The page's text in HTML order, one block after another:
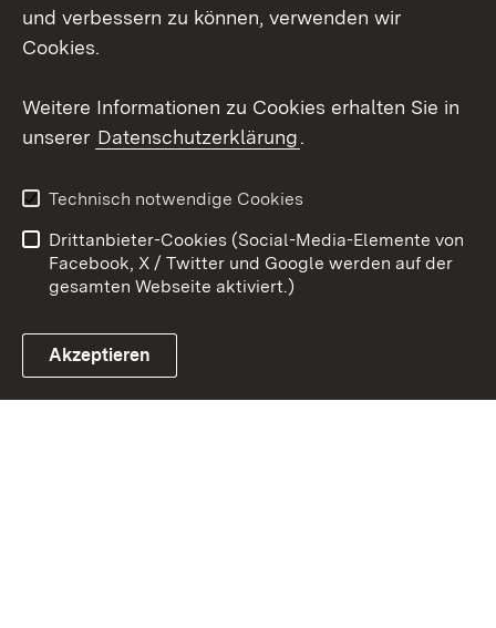
Link zum Landesportal
Barrierefreiheit
Benutzungshinweise
Impressum
Cookies
und verbessern zu können, verwenden wir
Cookies.
Weitere Informationen zu Cookies erhalten Sie in
unserer Datenschutzerklärung.
Technisch notwendige Cookies
Drittanbieter-Cookies (Social-Media-Elemente von
Facebook, X / Twitter und Google werden auf der
gesamten Webseite aktiviert.)
Akzeptieren